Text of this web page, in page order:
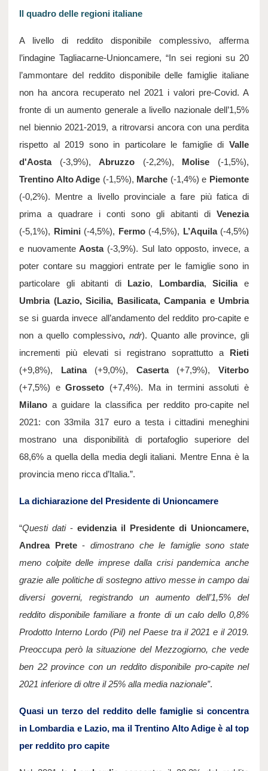
Il quadro delle regioni italiane
A livello di reddito disponibile complessivo, afferma
l’indagine Tagliacarne-Unioncamere, “In sei regioni su 20
l’ammontare del reddito disponibile delle famiglie italiane
non ha ancora recuperato nel 2021 i valori pre-Covid. A
fronte di un aumento generale a livello nazionale dell’1,5%
nel biennio 2021-2019, a ritrovarsi ancora con una perdita
rispetto al 2019 sono in particolare le famiglie di Valle
d'Aosta (-3,9%), Abruzzo (-2,2%), Molise
Trentino Alto Adige (-1,5%), Marche (-1,4%) e Piemonte
(-0,2%). Mentre a livello provinciale a fare più fatica di
prima a quadrare i conti sono gli abitanti di Venezia
(-5,1%),
Rimini (-4,5%), Fermo (-4,5%), L’Aquila (-4,5%)
e nuovamente Aosta (-3,9%). Sul lato opposto, invece, a
poter contare su maggiori entrate per le famiglie sono in
particolare gli abitanti di
Lazio, Lombardia, Sicilia e
Umbria (Lazio, Sicilia, Basilicata, Campania e Umbria
se si guarda invece all’andamento del reddito pro-capite e
non a quello complessivo, ndr). Quanto alle province, gli
incrementi più elevati si registrano soprattutto a
(+9,8%),
Latina (+9,0%), Caserta (+7,9%),
(+7,5%) e Grosseto
Milano a guidare la classifica per reddito pro-capite nel
2021: con 33mila 317 euro a testa i cittadini meneghini
mostrano una disponibilità di portafoglio superiore del
68,6% a quella della media degli italiani. Mentre Enna è la
provincia meno ricca d’Italia.”.
La dichiarazione del Presidente di Unioncamere
“Questi dati - evidenzia il Presidente di Unioncamere,
Andrea Prete - dimostrano che le famiglie sono state
meno colpite delle imprese dalla crisi pandemica anche
grazie alle politiche di sostegno attivo messe in campo dai
diversi governi, registrando un aumento dell’1,5% del
reddito disponibile familiare a fronte di un calo dello 0,8%
Prodotto Interno Lordo (Pil) nel Paese tra il 2021 e il 2019.
Preoccupa però la situazione del Mezzogiorno, che vede
ben 22 province con un reddito disponibile pro-capite nel
2021 inferiore di oltre il 25% alla media nazionale”.
Quasi un terzo del reddito delle famiglie si concentra
in Lombardia e Lazio, ma il Trentino Alto Adige è al top
per reddito pro capite